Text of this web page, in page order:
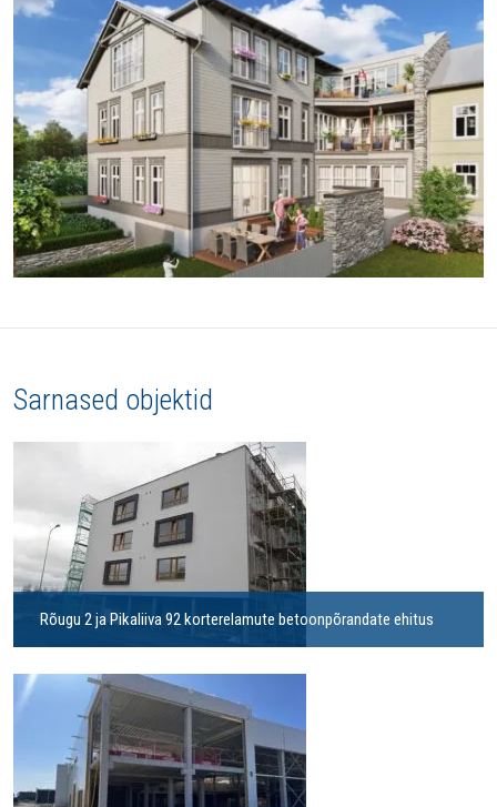
Sarnased objektid
Rõugu 2 ja Pikaliiva 92 korterelamute betoonpõrandate ehitus